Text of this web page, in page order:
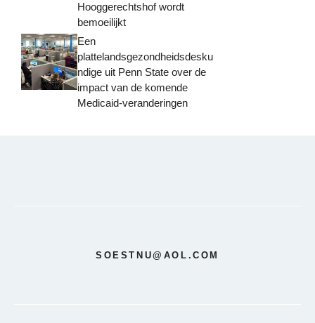
Hooggerechtshof wordt
bemoeilijkt
Een
plattelandsgezondheidsdesku
ndige uit Penn State over de
impact van de komende
Medicaid-veranderingen
SOESTNU@AOL.COM